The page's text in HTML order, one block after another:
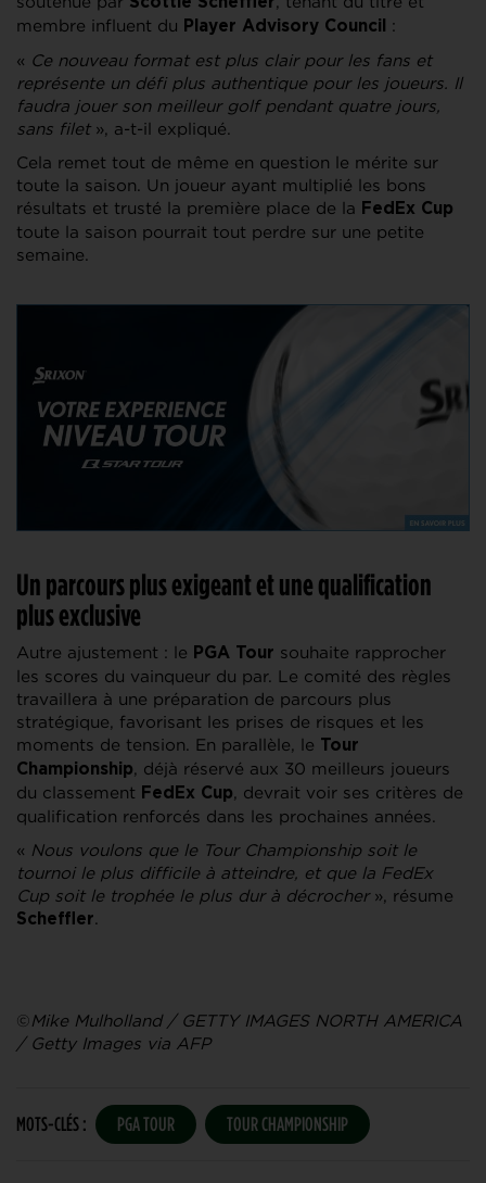
membre influent du Player Advisory Council
:
« Ce nouveau format est plus clair pour les fans et
représente un défi plus authentique pour les joueurs. Il
faudra jouer son meilleur golf pendant quatre jours,
sans filet», a-t-il expliqué.
Cela remet tout de même en question le mérite sur
toute la saison. Un joueur ayant multiplié les bons
résultats et trusté la première place de la FedEx Cup
toute la saison pourrait tout perdre sur une petite
semaine.
Un parcours plus exigeant et une qualification
plus exclusive
Autre ajustement : le PGA Tour souhaite rapprocher
les scores du vainqueur du par. Le comité des règles
travaillera à une préparation de parcours plus
stratégique, favorisant les prises de risques et les
moments de tension. En parallèle, le
Tour
Championship, déjà réservé aux 30 meilleurs joueurs
du classement FedEx Cup, devrait voir ses critères de
qualification renforcés dans les prochaines années.
« Nous voulons que le Tour Championship soit le
tournoi le plus difficile à atteindre, et que la FedEx
Cup soit le trophée le plus dur à décrocher», résume
Scheffler.
©Mike Mulholland / GETTY IMAGES NORTH AMERICA
/ Getty Images via AFP
MOTS-CLÉS : PGA TOUR TOUR CHAMPIONSHIP